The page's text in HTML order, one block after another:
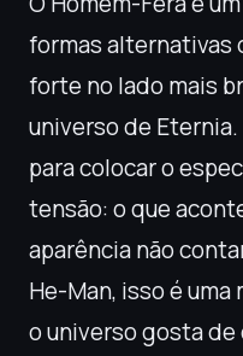
formas alternativas
forte no lado mais
universo de
para colocar o
tensão: o que
aparência não
He-Man, isso é
o universo gosta